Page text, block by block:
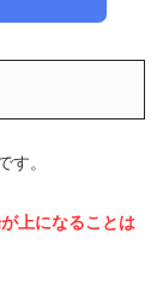
。
上になることは